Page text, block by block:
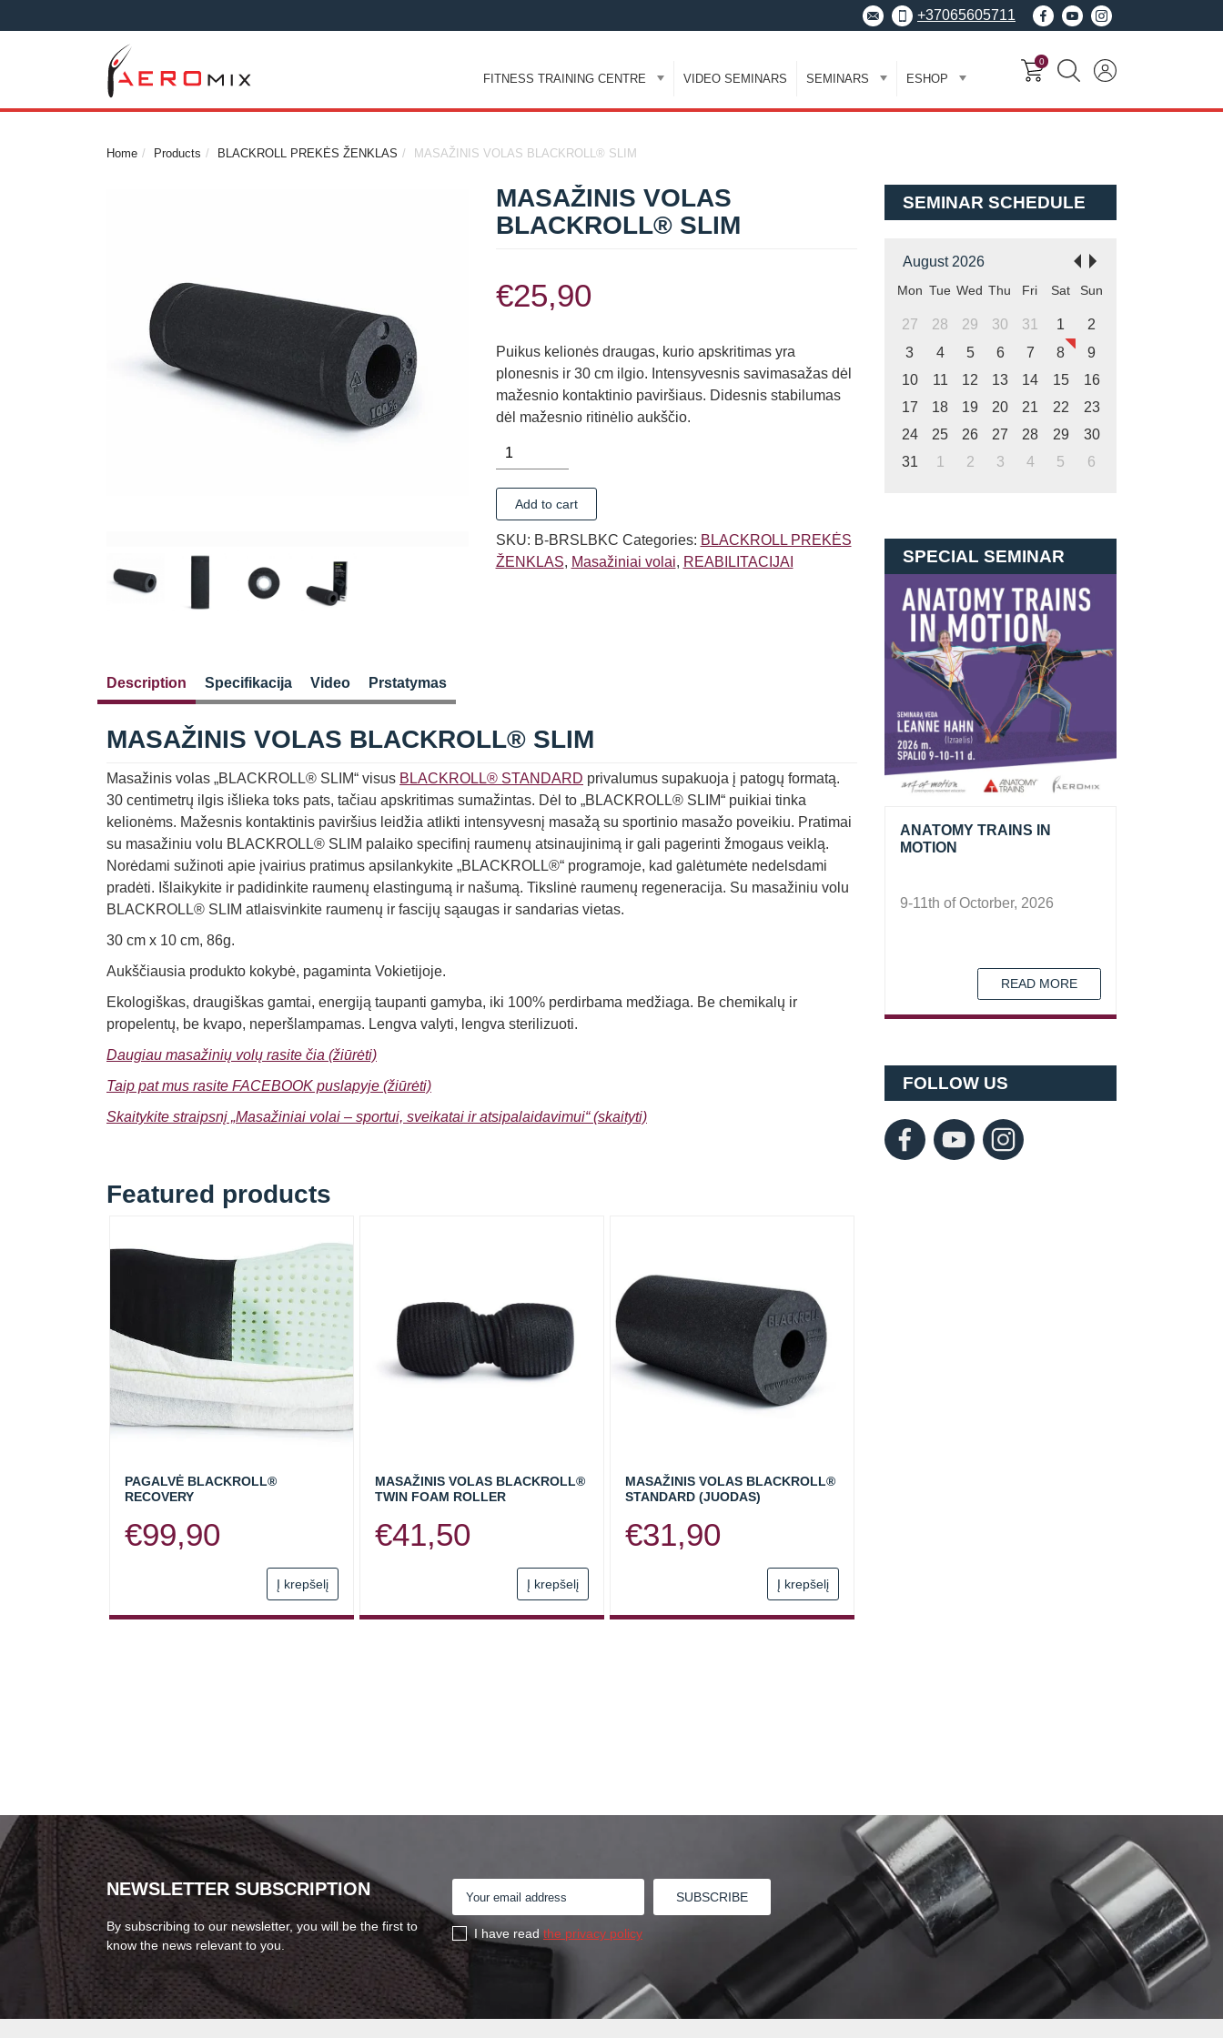
+37065605711
FITNESS TRAINING CENTRE VIDEO SEMINARS SEMINARS ESHOP
0
Home Products BLACKROLL PREKĖS ŽENKLAS MASAŽINIS VOLAS BLACKROLL® SLIM
MASAŽINIS VOLAS
BLACKROLL® SLIM
€25,90
Puikus kelionės draugas, kurio apskritimas yra
plonesnis ir 30 cm ilgio. Intensyvesnis savimasažas dėl
mažesnio kontaktinio paviršiaus. Didesnis stabilumas
dėl mažesnio ritinėlio aukščio.
MASAŽINIS
VOLAS
BLACKROLL®
SLIM
quantity
Add to cart
SKU: B-BRSLBKC Categories: BLACKROLL PREKĖS
ŽENKLAS, Masažiniai volai, REABILITACIJAI
Description Specifikacija Video Prstatymas
MASAŽINIS VOLAS BLACKROLL® SLIM
Masažinis volas „BLACKROLL® SLIM“ visus BLACKROLL® STANDARD privalumus supakuoja į patogų formatą.
30 centimetrų ilgis išlieka toks pats, tačiau apskritimas sumažintas. Dėl to „BLACKROLL® SLIM“ puikiai tinka
kelionėms. Mažesnis kontaktinis paviršius leidžia atlikti intensyvesnį masažą su sportinio masažo poveikiu. Pratimai
su masažiniu volu BLACKROLL® SLIM palaiko specifinį raumenų atsinaujinimą ir gali pagerinti žmogaus veiklą.
Norėdami sužinoti apie įvairius pratimus apsilankykite „BLACKROLL®“ programoje, kad galėtumėte nedelsdami
pradėti. Išlaikykite ir padidinkite raumenų elastingumą ir našumą. Tikslinė raumenų regeneracija. Su masažiniu volu
BLACKROLL® SLIM atlaisvinkite raumenų ir fascijų sąaugas ir sandarias vietas.
30 cm x 10 cm, 86g.
Aukščiausia produkto kokybė, pagaminta Vokietijoje.
Ekologiškas, draugiškas gamtai, energiją taupanti gamyba, iki 100% perdirbama medžiaga. Be chemikalų ir
propelentų, be kvapo, neperšlampamas. Lengva valyti, lengva sterilizuoti.
Daugiau masažinių volų rasite čia (žiūrėti)
Taip pat mus rasite FACEBOOK puslapyje (žiūrėti)
Skaitykite straipsnį „Masažiniai volai – sportui, sveikatai ir atsipalaidavimui“ (skaityti)
Featured products
PAGALVĖ BLACKROLL®
RECOVERY
€99,90
Į krepšelį
MASAŽINIS VOLAS BLACKROLL®
TWIN FOAM ROLLER
€41,50
Į krepšelį
MASAŽINIS VOLAS BLACKROLL®
STANDARD (JUODAS)
€31,90
Į krepšelį
SEMINAR SCHEDULE
August 2026
Mon Tue Wed Thu Fri Sat Sun
27 28 29 30 31 1
2
3
4 5 6 7 8
9
10
11 12 13 14 15
16
17
18 19 20 21 22
23
24
25 26 27 28 29
30
31
1 2 3 4 5 6
SPECIAL SEMINAR
ANATOMY TRAINS IN
MOTION
9-11th of Octorber, 2026
READ MORE
FOLLOW US
NEWSLETTER SUBSCRIPTION
By subscribing to our newsletter, you will be the first to
know the news relevant to you.
I have read the privacy policy